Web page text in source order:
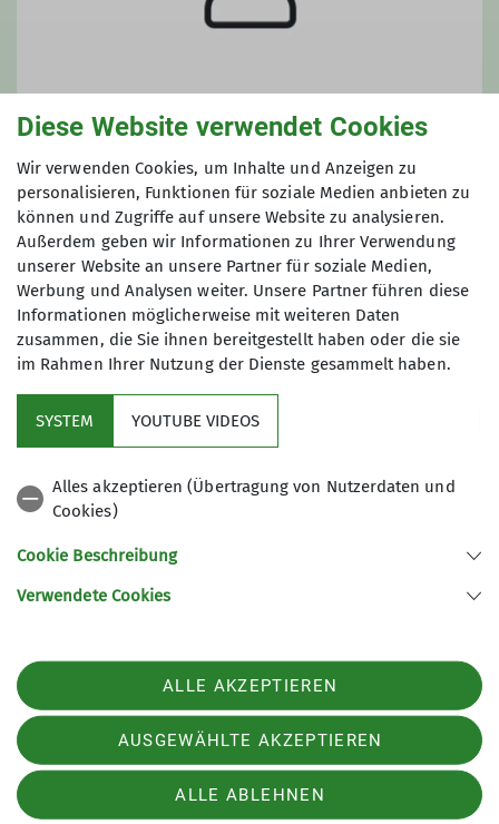
Jann Schmidt
Im Fokus
Hilfreiche Links
Sektion Rüsselsheim des Deutschen Alpenvereins e.V.
Telefon +49 6142 12707
Datenschutz-Einstellungen
Datenschutz
Impressum
Downloads
Diese Website verwendet Cookies
Wir verwenden Cookies, um Inhalte und Anzeigen zu
personalisieren, Funktionen für soziale Medien anbieten zu
können und Zugriffe auf unsere Website zu analysieren.
Außerdem geben wir Informationen zu Ihrer Verwendung
unserer Website an unsere Partner für soziale Medien,
Werbung und Analysen weiter. Unsere Partner führen diese
Informationen möglicherweise mit weiteren Daten
zusammen, die Sie ihnen bereitgestellt haben oder die sie
im Rahmen Ihrer Nutzung der Dienste gesammelt haben.
SYSTEM YOUTUBE VIDEOS
Alles akzeptieren (Übertragung von Nutzerdaten und
Cookies)
Cookie Beschreibung
Verwendete Cookies
ALLE AKZEPTIEREN
AUSGEWÄHLTE AKZEPTIEREN
ALLE ABLEHNEN